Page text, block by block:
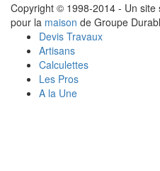
Copyright © 1998-2014 - Un site
pour la maison de Groupe
Devis Travaux
Artisans
Calculettes
Les Pros
A la Une